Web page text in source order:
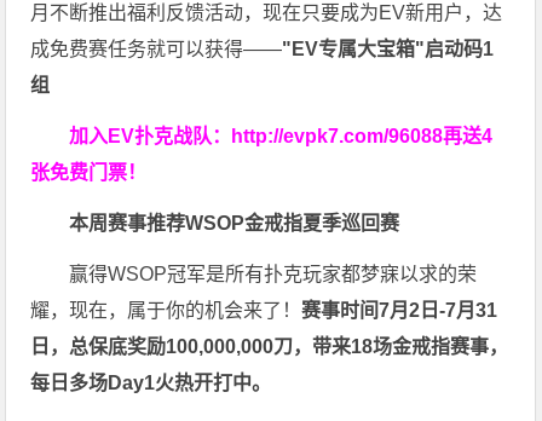
月不断推出福利反馈活动，现在只要成为EV新用户，达
成免费赛任务就可以获得——"EV专属大宝箱"启动码1
组
加入EV扑克战队： http://evpk7.com/96088再送4
张免费门票！
本周赛事推荐WSOP金戒指夏季巡回赛
赢得WSOP冠军是所有扑克玩家都梦寐以求的荣
耀，现在，属于你的机会来了！赛事时间7月2日-7月31
日， 总保底奖励100,000,000刀，带来18场金戒指赛事，
每日多场Day1火热开打中。